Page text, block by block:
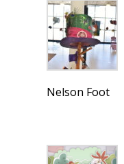
Nelson Foot